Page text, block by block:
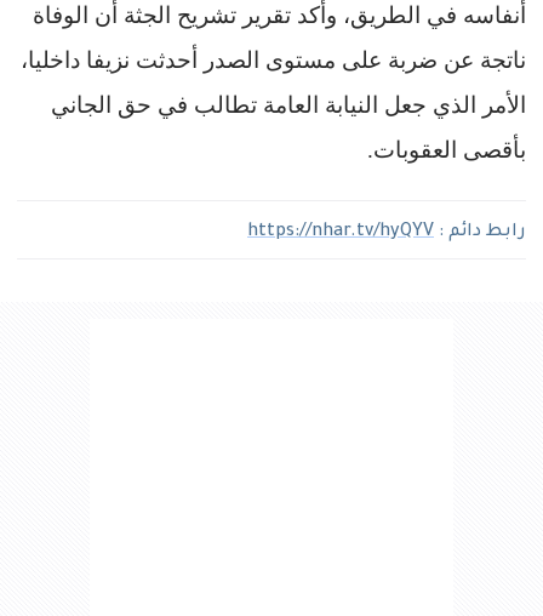
أنفاسه في الطريق، وأكد تقرير تشريح الجثة أن الوفاة
ناتجة عن ضربة على مستوى الصدر أحدثت نزيفا داخليا،
الأمر الذي جعل النيابة العامة تطالب في حق الجاني
بأقصى العقوبات.
رابط دائم : https://nhar.tv/hyQYV